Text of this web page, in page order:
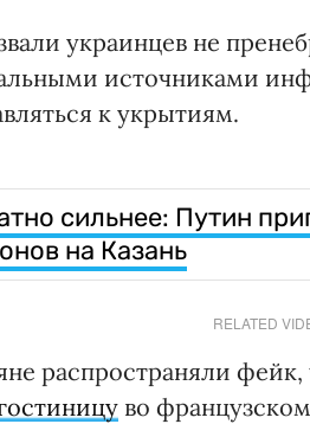
украинцев не
источниками
к укрытиям.
сильнее: Путин
на Казань
RELATED
распространяли фейк,
во